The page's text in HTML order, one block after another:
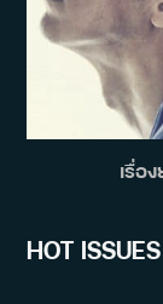
เรื่อ
HOT ISSUES